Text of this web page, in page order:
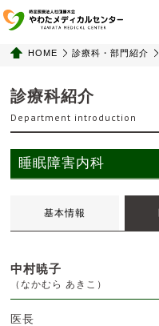
HOME 診療科・部門紹介
診療科紹介
Department introduction
睡眠障害内科
基本情報
中村暁子
（なかむら あきこ）
医長